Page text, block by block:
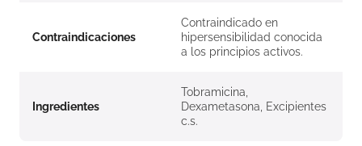
Contraindicaciones
Contraindicado en
hipersensibilidad conocida
a los principios activos.
Ingredientes
Tobramicina,
Dexametasona, Excipientes
c.s.